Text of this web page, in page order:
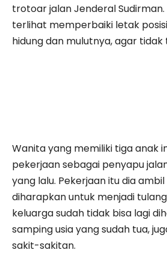
trotoar jalan Jenderal Sudirman.
terlihat memperbaiki letak
hidung dan mulutnya, agar tidak
Wanita yang memiliki tiga anak
pekerjaan sebagai penyapu
yang lalu. Pekerjaan itu dia
diharapkan untuk menjadi
keluarga sudah tidak bisa lagi
samping usia yang sudah tua,
sakit-sakitan.